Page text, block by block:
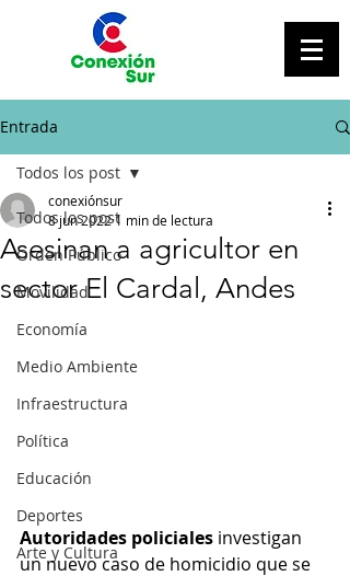
Entrada
Todos los post
Orden Público
Movilidad
Economía
Medio Ambiente
Infraestructura
Política
Educación
Deportes
Arte y Cultura
Todos los post
Asesinan a agricultor en
sector El Cardal, Andes
conexiónsur
8 jun 20221 min de lectura
Autoridades policiales investigan
un nuevo caso de homicidio que se